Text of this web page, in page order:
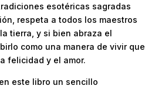
esotéricas sagradas
respeta a todos los maestros
tierra, y si bien abraza el
como una manera de vivir que
felicidad y el amor.
este libro un sencillo